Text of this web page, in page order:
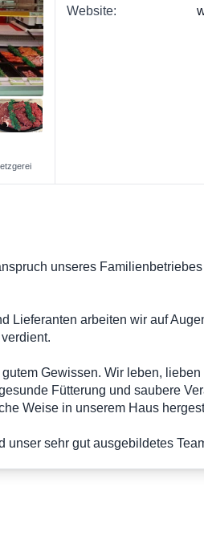
Website:
unseres
Lieferanten arbeiten wir auf
Gewissen. Wir leben, lieben
Fütterung und saubere
Weise in unserem Haus
unser sehr gut ausgebildetes